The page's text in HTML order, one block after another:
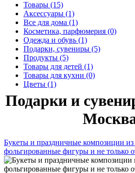
Товары (15)
Аксессуары (1)
Все для дома (1)
Косметика, парфюмерия (0)
Одежда и обувь (1)
Подарки, сувениры (5)
Продукты (5)
Товары для детей (1)
Товары для кухни (0)
Цветы (1)
Подарки и
Букеты и праздничные композиции
фольгированные фигуры и не только